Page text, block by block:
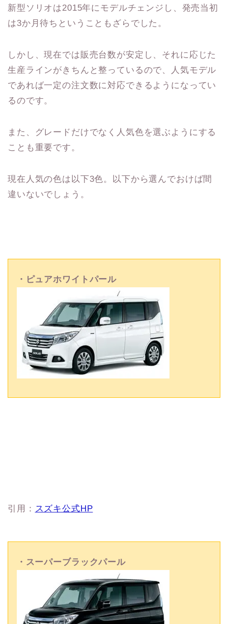
新型ソリオは2015年にモデルチェンジし、発売当初
は3か月待ちということもざらでした。
しかし、現在では販売台数が安定し、それに応じた
生産ラインがきちんと整っているので、人気モデル
であれば一定の注文数に対応できるようになってい
るのです。
また、グレードだけでなく人気色を選ぶようにする
ことも重要です。
現在人気の色は以下3色。以下から選んでおけば間
違いないでしょう。
・ピュアホワイトパール
引用： スズキ公式HP
・スーパーブラックパール